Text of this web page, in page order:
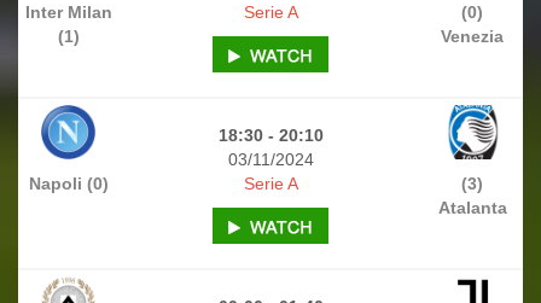
Inter Milan
(1)
(0)
Venezia
Serie A
18:30 - 20:10
03/11/2024
Napoli (0)
(3)
Atalanta
Serie A